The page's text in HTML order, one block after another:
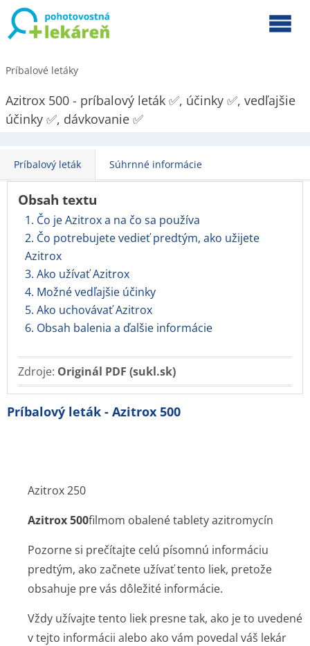
Príbalové letáky
Azitrox 500 - príbalový leták ✅, účinky ✅, vedľajšie
účinky ✅, dávkovanie ✅
Príbalový leták Súhrnné informácie
Obsah textu
1. Čo je Azitrox a na čo sa používa
2. Čo potrebujete vedieť predtým, ako užijete
Azitrox
3. Ako užívať Azitrox
4. Možné vedľajšie účinky
5. Ako uchovávať Azitrox
6. Obsah balenia a ďalšie informácie
Zdroje: Originál PDF (sukl.sk)
Príbalový leták - Azitrox 500
Azitrox 250
Azitrox 500filmom obalené tablety azitromycín
Pozorne si prečítajte celú písomnú informáciu
predtým, ako začnete užívať tento liek, pretože
obsahuje pre vás dôležité informácie.
Vždy užívajte tento liek presne tak, ako je to uvedené
v tejto informácii alebo ako vám povedal váš lekár